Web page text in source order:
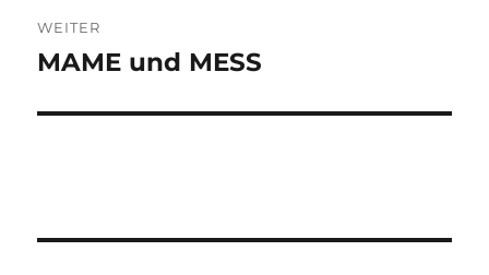
WEITER
Nächster
MAME und MESS